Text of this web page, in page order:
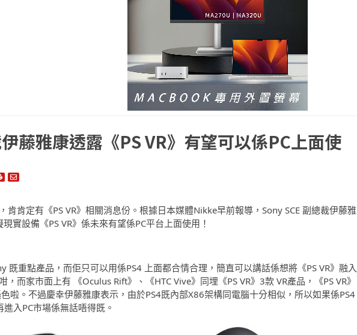
藤雅康透露《PS VR》有望可以係PC上面使
肯肯定有《PS VR》相關消息份。根據日本媒體Nikke早前報導，Sony SCE 副總裁伊藤雅
實設備《PS VR》係未來有望係PC平台上面使用！
既重點產品，而佢只可以用係PS4 上面都合情合理，簡直可以講話係想將《PS VR》融入
，而家市面上有 《Oculus Rift》、《HTC Vive》同埋《PS VR》3款 VR產品，《PS VR》
啦。不過慶幸伊藤雅康表示，由於PS4既內部X86架構同電腦十分相似，所以如果係PS4
入PC市場係無話唔得既。